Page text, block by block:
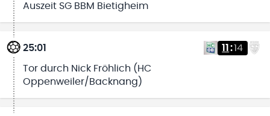
Auszeit SG BBM Bietigheim
25:01 11 :14
Tor durch Nick Fröhlich (HC
Oppenweiler/Backnang)